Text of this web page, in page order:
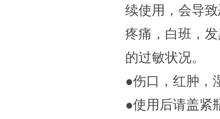
续使用，会导
疼痛，白班，
的过敏状况。
●伤口，红肿，
●使用后请盖紧